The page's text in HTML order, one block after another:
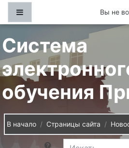
Перейти к основному содержанию
Вы не
Система
обучения
В начало Страницы сайта
Искать